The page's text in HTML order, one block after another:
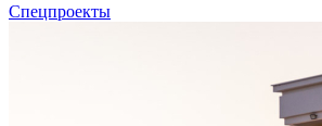
Спецпроекты